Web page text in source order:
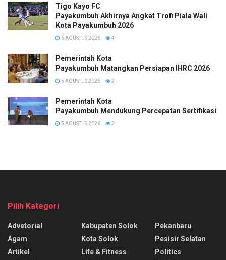
Tigo Kayo FC
Payakumbuh Akhirnya Angkat Trofi Piala Wali
Kota Payakumbuh 2026
5 AGUSTUS 2026 4
Pemerintah Kota
Payakumbuh Matangkan Persiapan IHRC 2026
5 AGUSTUS 2026 2
Pemerintah Kota
Payakumbuh Mendukung Percepatan Sertifikasi
5 AGUSTUS 2026 2
Pilih Kategori
Advetorial
Agam
Artikel
Kabupaten Solok
Kota Solok
Life & Fitness
Pekanbaru
Pesisir Selatan
Politics